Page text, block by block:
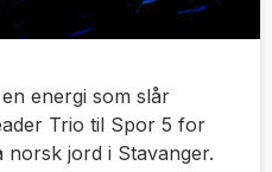
energi som slår
Trio til Spor 5 for
jord i Stavanger.